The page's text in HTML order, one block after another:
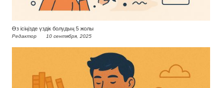
Өз ісіңізде үздік болудың 5 жолы
Редактор 10 сентября, 2025